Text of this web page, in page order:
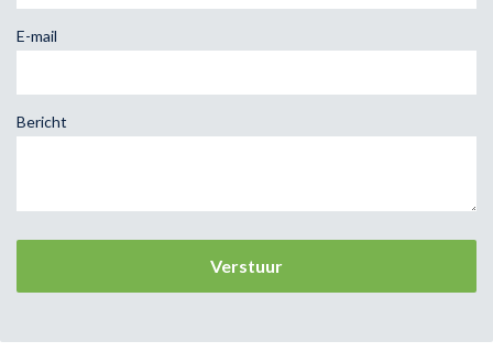
E-mail
Bericht